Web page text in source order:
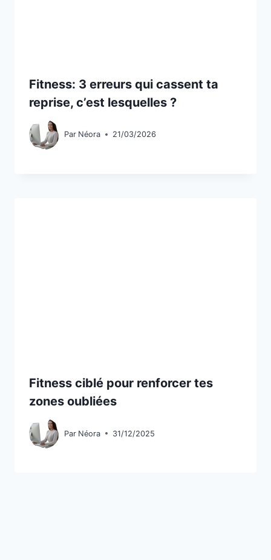
Fitness: 3 erreurs qui cassent ta
reprise, c’est lesquelles ?
Par Néora 21/03/2026
Fitness ciblé pour renforcer tes
zones oubliées
Par Néora 31/12/2025